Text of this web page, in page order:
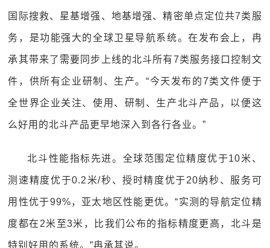
国际搜救、星基增强、地基增强、精密单点定位共7类服
务，是功能强大的全球卫星导航系统。在发布会上，冉
承其带来了需要同步上线的北斗所有7类服务接口控制文
件，供所有企业研制、生产。“今天发布的7类文件便于
全世界企业关注、使用、研制、生产北斗产品，以便这
么好用的北斗产品更早地深入到各行各业。”
北斗性能指标先进。全球范围定位精度优于10米、
测速精度优于0.2米/秒、授时精度优于20纳秒、服务可
用性优于99%，亚太地区性能更优。“实测的导航定位精
度都在2米至3米，比我们公布的指标精度更高，北斗是
特别好用的系统。”冉承其说。